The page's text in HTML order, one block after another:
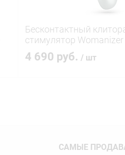
Бесконтактный
стимулятор
4 690 руб. / шт
В избранноеСАМЫЕ